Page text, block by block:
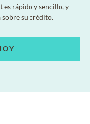
es rápido y sencillo, y
su crédito.